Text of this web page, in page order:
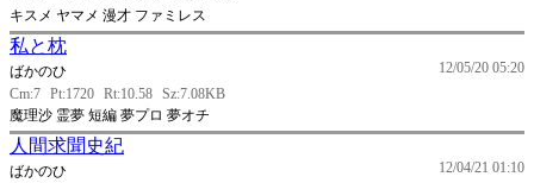
キスメ ヤマメ 漫才 ファミレス
私と枕
12/05/20 05:20
ばかのひ
Cm:7 Pt:1720 Rt:10.58 Sz:7.08KB
魔理沙 霊夢 短編 夢プロ 夢オチ
人間求聞史紀
12/04/21 01:10
ばかのひ